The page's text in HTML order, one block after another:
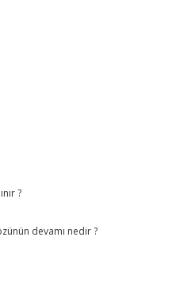
?
devamı nedir ?